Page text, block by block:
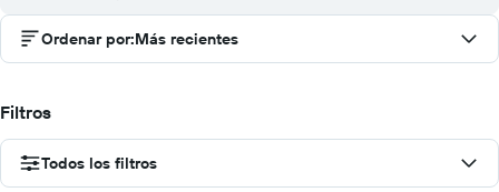
Ordenar por:Más recientes
Filtros
Todos los filtros